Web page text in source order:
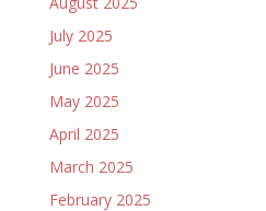
July 2025
June 2025
May 2025
April 2025
March 2025
February 2025